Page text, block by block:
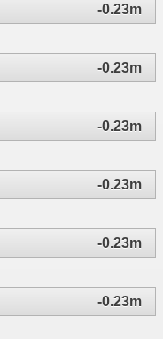
-0.23m
-0.23m
-0.23m
-0.23m
-0.23m
-0.23m